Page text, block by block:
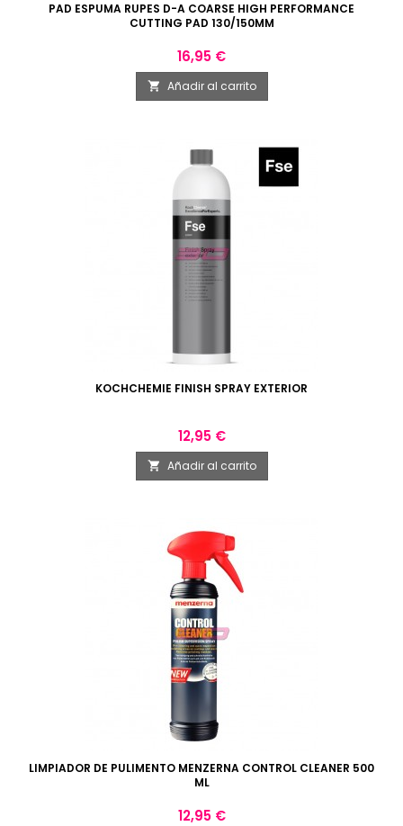
PAD ESPUMA RUPES D-A COARSE HIGH PERFORMANCE
CUTTING PAD 130/150MM
Precio
16,95 €
 Añadir al carrito
KOCHCHEMIE FINISH SPRAY EXTERIOR
Precio
12,95 €
 Añadir al carrito
LIMPIADOR DE PULIMENTO MENZERNA CONTROL CLEANER 500
ML
Precio
12,95 €